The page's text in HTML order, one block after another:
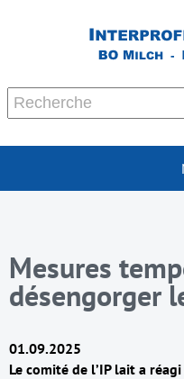
Mesures
désengorger
01.09.2025
Le comité de l’IP lait a